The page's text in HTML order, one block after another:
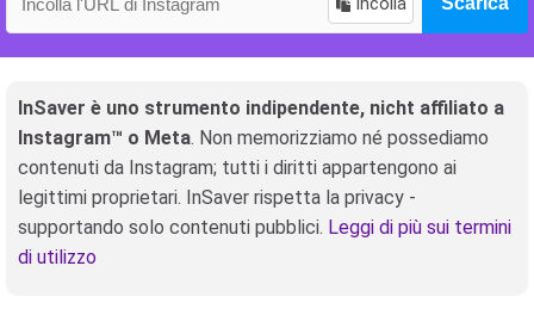
InSaver è uno strumento indipendente, nicht affiliato a
Instagram™ o Meta. Non memorizziamo né possediamo
contenuti da Instagram; tutti i diritti appartengono ai
legittimi proprietari. InSaver rispetta la privacy -
supportando solo contenuti pubblici. Leggi di più sui termini
di utilizzo